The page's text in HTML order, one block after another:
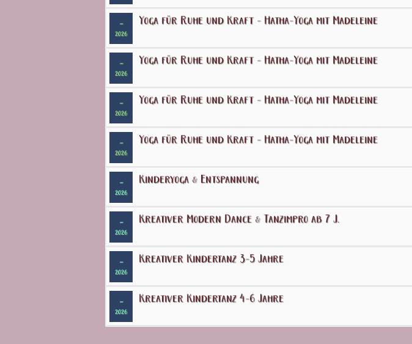
-
2026
Yoga für Ruhe und Kraft - Hatha-Yoga mit Madeleine
-
2026
Yoga für Ruhe und Kraft - Hatha-Yoga mit Madeleine
-
2026
Yoga für Ruhe und Kraft - Hatha-Yoga mit Madeleine
-
2026
Yoga für Ruhe und Kraft - Hatha-Yoga mit Madeleine
-
2026
Kinderyoga & Entspannung
-
2026
Kreativer Modern Dance & Tanzimpro ab 7 J.
-
2026
Kreativer Kindertanz 3-5 Jahre
-
2026
Kreativer Kindertanz 4-6 Jahre